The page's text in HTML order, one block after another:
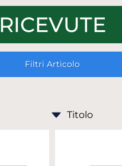
RICEVUTE
Filtri Articolo